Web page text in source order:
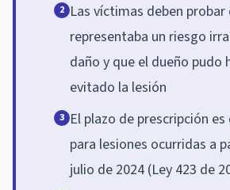
2 Las víctimas deben probar
representaba un riesgo
daño y que el dueño pudo
evitado la lesión
3 El plazo de prescripción
para lesiones ocurridas a
julio de 2024 (Ley 423 de